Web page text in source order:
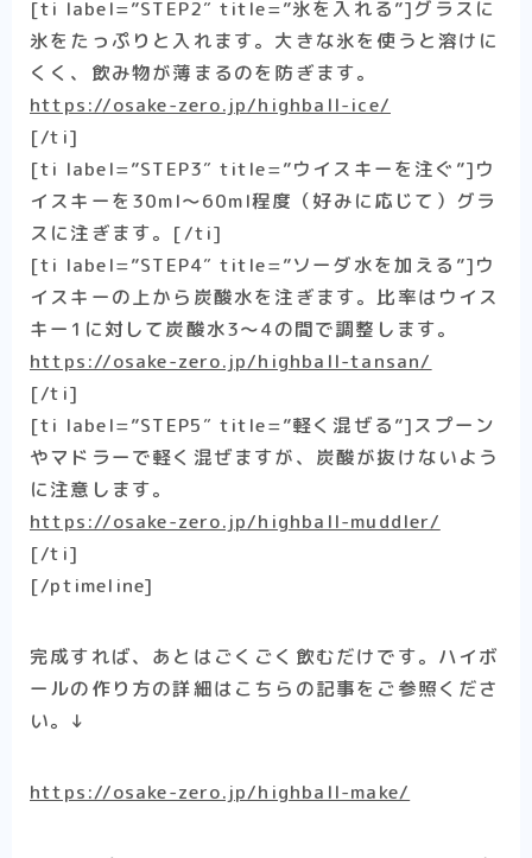
[ti label=”STEP2″ title=”氷を入れる”]グラスに
氷をたっぷりと入れます。大きな氷を使うと溶けに
くく、飲み物が薄まるのを防ぎます。
https://osake-zero.jp/highball-ice/
[/ti]
[ti label=”STEP3″ title=”ウイスキーを注ぐ”]ウ
イスキーを30ml〜60ml程度（好みに応じて）グラ
スに注ぎます。[/ti]
[ti label=”STEP4″ title=”ソーダ水を加える”]ウ
イスキーの上から炭酸水を注ぎます。比率はウイス
キー1に対して炭酸水3〜4の間で調整します。
https://osake-zero.jp/highball-tansan/
[/ti]
[ti label=”STEP5″ title=”軽く混ぜる”]スプーン
やマドラーで軽く混ぜますが、炭酸が抜けないよう
に注意します。
https://osake-zero.jp/highball-muddler/
[/ti]
[/ptimeline]
完成すれば、あとはごくごく飲むだけです。ハイボ
ールの作り方の詳細はこちらの記事をご参照くださ
い。↓
https://osake-zero.jp/highball-make/